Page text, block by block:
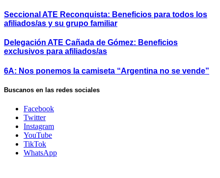
Seccional ATE Reconquista: Beneficios para todos los
afiliados/as y su grupo familiar
Delegación ATE Cañada de Gómez: Beneficios
exclusivos para afiliados/as
6A: Nos ponemos la camiseta “Argentina no se vende”
Buscanos en las redes sociales
Facebook
Twitter
Instagram
YouTube
TikTok
WhatsApp